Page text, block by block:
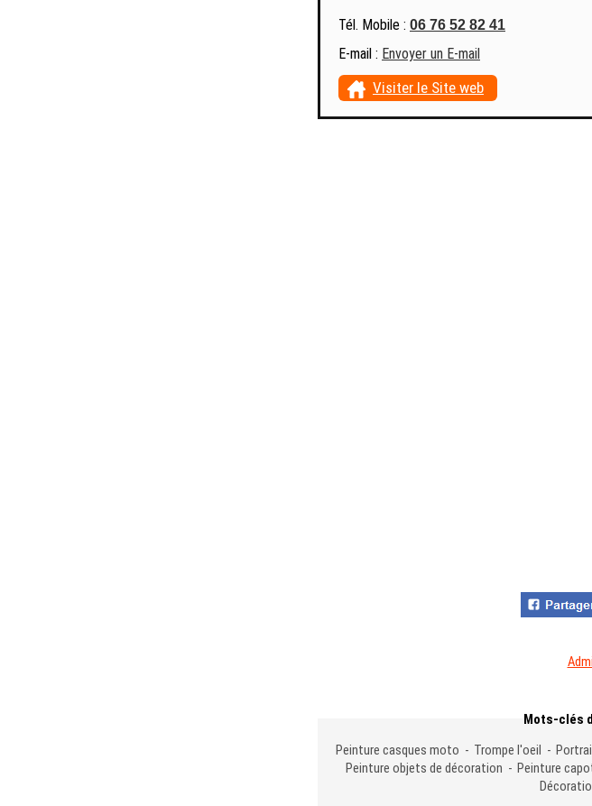
Tél. Mobile : 06 76 52 82 41
E-mail : Envoyer un E-mail
Visiter le Site web
Mots-clés
Peinture casques moto - Trompe l'oeil -
Peinture objets de décoration - Peinture